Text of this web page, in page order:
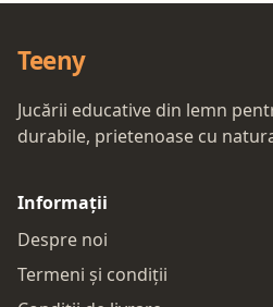
Teeny
Jucării educative din lemn
durabile, prietenoase cu
Informații
Despre noi
Termeni și condiții